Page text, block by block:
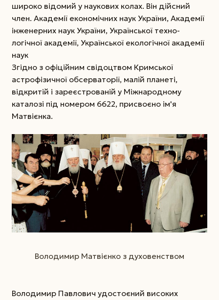
широко відомий у наукових колах. Він дійсний
член. Академії економічних наук України, Академії
інженерних наук України, Української техно-
логічної академії, Української екологічної академії
наук
Згідно з офіційним свідоцтвом Кримської
астрофізичної обсерваторії, малій планеті,
відкритій і зареєстрованій у Міжнародному
каталозі під номером 6622, присвоєно ім'я
Матвієнка.
Володимир Матвієнко з духовенством
Володимир Павлович удостоєний високих